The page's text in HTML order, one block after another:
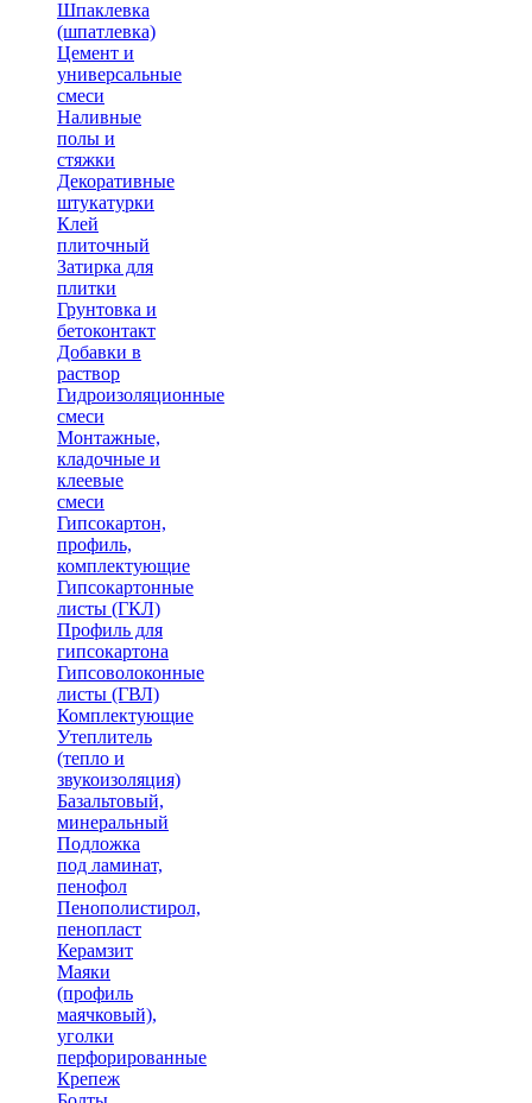
Шпаклевка
(шпатлевка)
Цемент и
универсальные
смеси
Наливные
полы и
стяжки
Декоративные
штукатурки
Клей
плиточный
Затирка для
плитки
Грунтовка и
бетоконтакт
Добавки в
раствор
Гидроизоляционные
смеси
Монтажные,
кладочные и
клеевые
смеси
Гипсокартон,
профиль,
комплектующие
Гипсокартонные
листы (ГКЛ)
Профиль для
гипсокартона
Гипсоволоконные
листы (ГВЛ)
Комплектующие
Утеплитель
(тепло и
звукоизоляция)
Базальтовый,
минеральный
Подложка
под ламинат,
пенофол
Пенополистирол,
пенопласт
Керамзит
Маяки
(профиль
маячковый),
уголки
перфорированные
Крепеж